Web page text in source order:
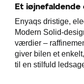
til hurtig
Et iøjnefaldende
Enyaqs dristige,
Modern Solid-
værdier –
giver bilen et
til en stilfuld